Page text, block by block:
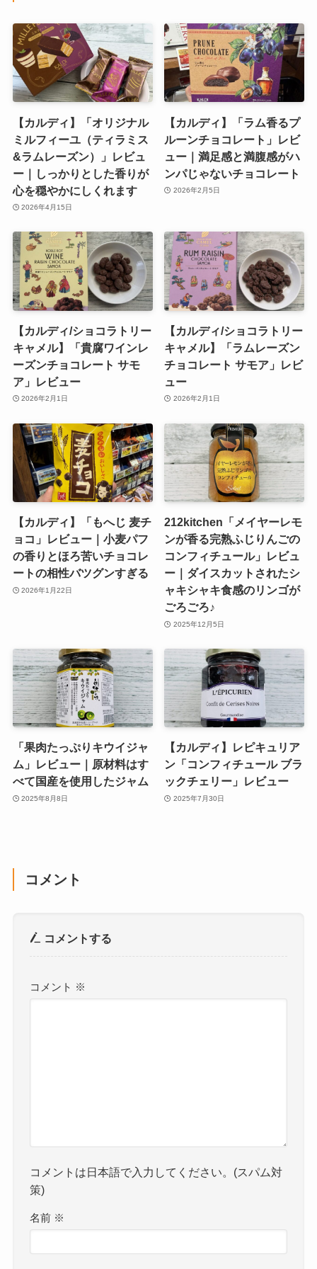
【カルディ】「オリジナル
ミルフィーユ（ティラミス
&ラムレーズン）」レビュ
ー｜しっかりとした香りが
心を穏やかにしくれます
2026年4月15日
【カルディ】「ラム香るプ
ルーンチョコレート」レビ
ュー｜満足感と満腹感がハ
ンパじゃないチョコレート
2026年2月5日
【カルディ/ショコラトリー
キャメル】「貴腐ワインレ
ーズンチョコレート サモ
ア」レビュー
2026年2月1日
【カルディ/ショコラトリー
キャメル】「ラムレーズン
チョコレート サモア」レビ
ュー
2026年2月1日
【カルディ】「もへじ 麦チ
ョコ」レビュー｜小麦パフ
の香りとほろ苦いチョコレ
ートの相性バツグンすぎる
2026年1月22日
212kitchen「メイヤーレモ
ンが香る完熟ふじりんごの
コンフィチュール」レビュ
ー｜ダイスカットされたシ
ャキシャキ食感のリンゴが
ごろごろ♪
2025年12月5日
「果肉たっぷりキウイジャ
ム」レビュー｜原材料はす
べて国産を使用したジャム
2025年8月8日
【カルディ】レピキュリア
ン「コンフィチュール ブラ
ックチェリー」レビュー
2025年7月30日
コメント
コメントする
コメント ※
コメントは日本語で入力してください。(スパム対
策)
名前 ※